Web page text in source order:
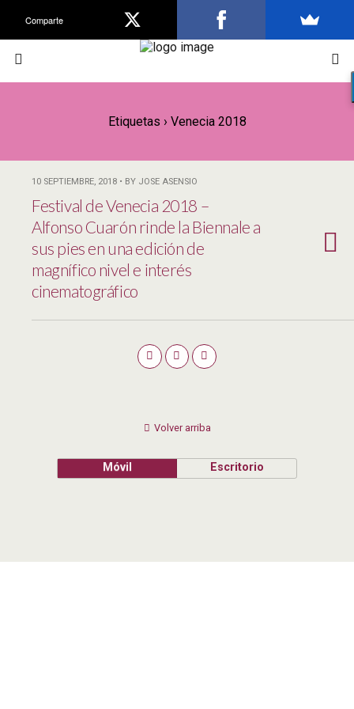
Etiquetas › Venecia 2018
10 SEPTIEMBRE, 2018 • BY JOSE ASENSIO
Festival de Venecia 2018 –
Alfonso Cuarón rinde la Biennale a
sus pies en una edición de
magnífico nivel e interés
cinematográfico
Volver arriba
Móvil Escritorio
Comparte